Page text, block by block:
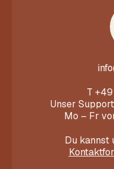
T
Unser
Mo – Fr
Du kannst